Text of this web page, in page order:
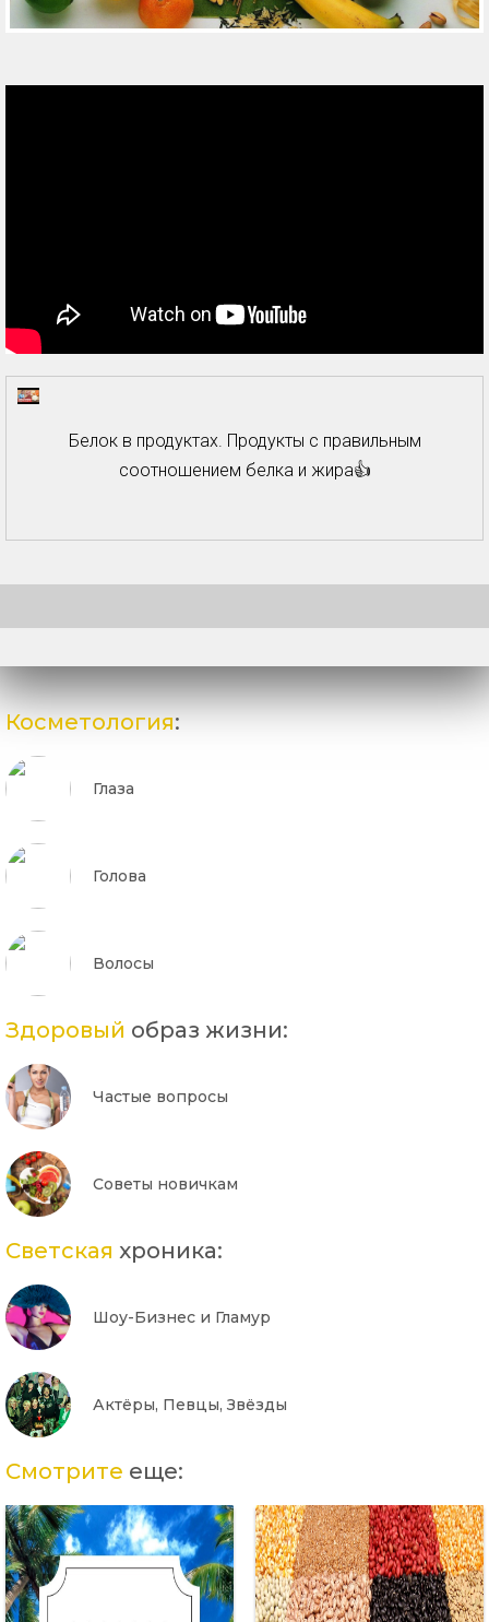
Белок в продуктах. Продукты с правильным
соотношением белка и жира👍
Косметология:
Глаза
Голова
Волосы
Здоровый образ жизни:
Частые вопросы
Советы новичкам
Светская хроника:
Шоу-Бизнес и Гламур
Актёры, Певцы, Звёзды
Смотрите еще: